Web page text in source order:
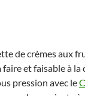
de crèmes aux
faire et faisable à la
pression avec le